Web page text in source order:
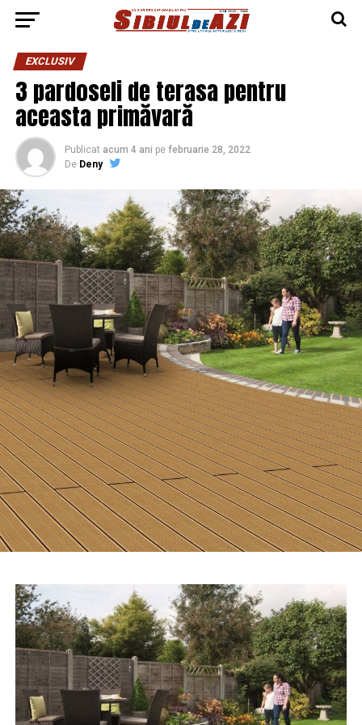
EXCLUSIV
3 pardoseli de terasa pentru
aceasta primăvară
Publicat acum 4 ani pe februarie 28, 2022
De Deny